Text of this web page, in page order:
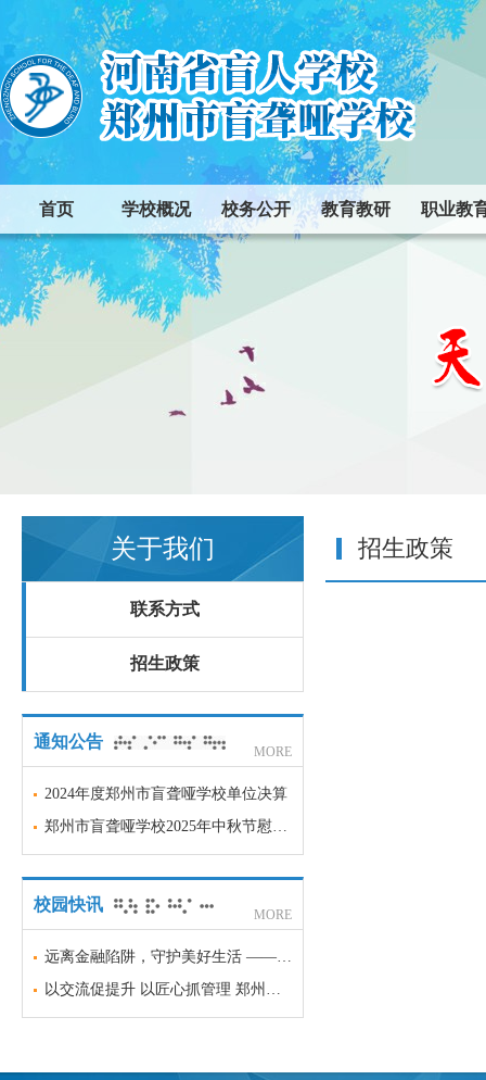
首页 学校概况 校务公开 教育教研 职业教
关于我们
联系方式
招生政策
通知公告
MORE
2024年度郑州市盲聋哑学校单位决算
郑州市盲聋哑学校2025年中秋节慰问品项目采购意向
校园快讯
MORE
远离金融陷阱，守护美好生活 —— 郑州市盲聋哑学校金融安全科普宣传
以交流促提升 以匠心抓管理 郑州市盲聋哑学校召开班主任经验交流会
招生政策